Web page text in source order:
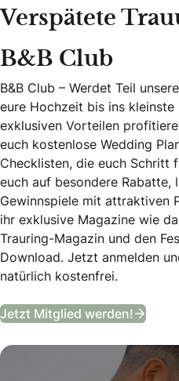
Verspätete
B&B Club
B&B Club – Werdet Teil
eure Hochzeit bis ins
exklusiven Vorteilen
euch kostenlose Wedding
Checklisten, die euch Schritt
euch auf besondere
Gewinnspiele mit attraktiven
ihr exklusive Magazine wie
Trauring-Magazin und den
Download. Jetzt anmelden
natürlich kostenfrei.
Jetzt Mitglied werden! B&B